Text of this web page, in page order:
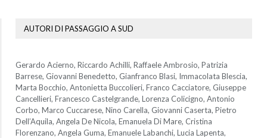
AUTORI DI PASSAGGIO A SUD
Gerardo Acierno, Riccardo Achilli, Raffaele Ambrosio, Patrizia
Barrese, Giovanni Benedetto, Gianfranco Blasi, Immacolata Blescia,
Marta Bocchio, Antonietta Buccolieri, Franco Cacciatore, Giuseppe
Cancellieri, Francesco Castelgrande, Lorenza Colicigno, Antonio
Corbo, Marco Cuccarese, Nino Carella, Giovanni Caserta, Pietro
Dell’Aquila, Angela De Nicola, Emanuela Di Mare, Cristina
Florenzano, Angela Guma, Emanuele Labanchi, Lucia Lapenta,